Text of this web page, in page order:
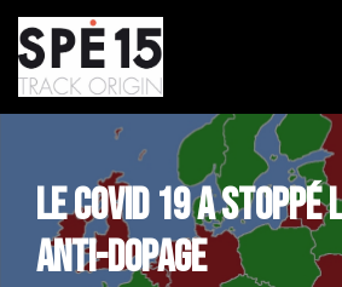
Aller
au
LE COVID 19 A STOPPÉ
ANTI-DOPAGE